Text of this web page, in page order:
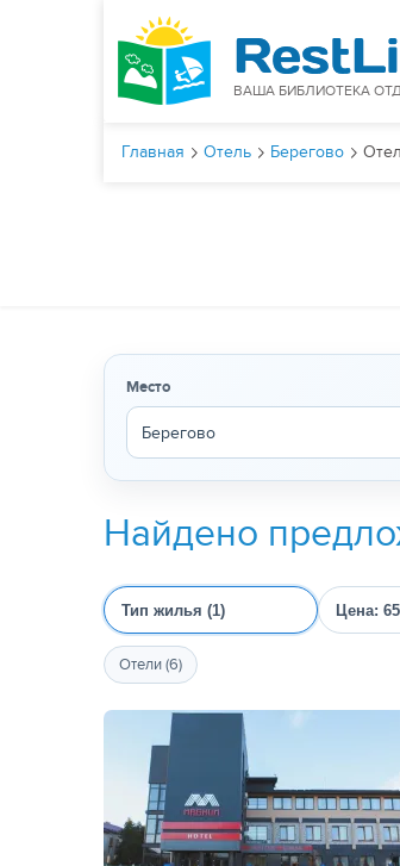
ВАША БИБЛИОТЕКА
Главная Отель Берегово
Место
Найдено
Тип жилья (1) Цена:
Отели (6)